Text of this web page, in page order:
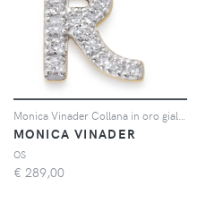
MONICA VINADER
OS
€ 289,00